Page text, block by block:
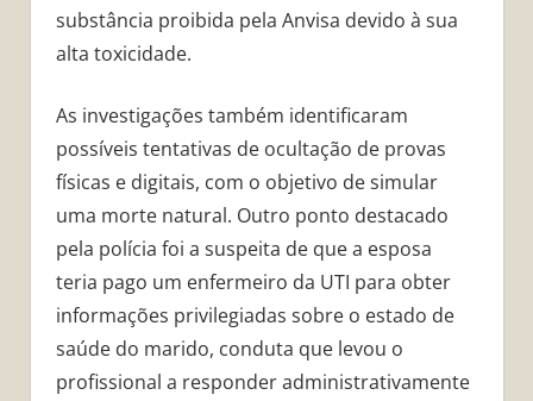
substância proibida pela Anvisa devido à sua
alta toxicidade.
As investigações também identificaram
possíveis tentativas de ocultação de provas
físicas e digitais, com o objetivo de simular
uma morte natural. Outro ponto destacado
pela polícia foi a suspeita de que a esposa
teria pago um enfermeiro da UTI para obter
informações privilegiadas sobre o estado de
saúde do marido, conduta que levou o
profissional a responder administrativamente